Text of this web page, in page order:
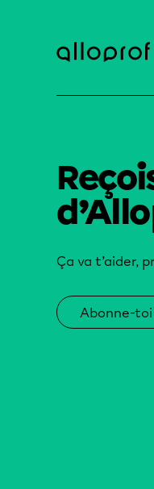
Ça va t’aider,
Abonne-toi